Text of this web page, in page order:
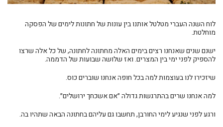
לוח השנה העברי מטלטל אותנו בין עונות של חתונות לימים של הפסקה
מוחלטת.
ישנם שנים שאנחנו רצים בימים האלה מחתונה לחתונה, של כל אלה שרצו
להספיק לפני ימי בין המצרים. ואז שלושה שבועות של הדממה.
שיזכירו לנו בעוצמות למה בכל חופה אנחנו שוברים כוס.
למה אנחנו שרים בהתרגשות גדולה ״אם אשכחך ירושלים״.
ורגע לפני שנגיע לימי החורבן, תחשבו גם עליהם בחתונה הבאה שתהיו בה.